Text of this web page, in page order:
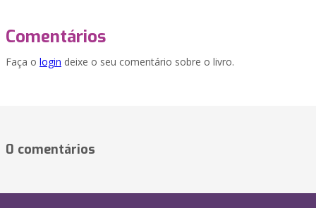
Comentários
Faça o login deixe o seu comentário sobre o livro.
0 comentários